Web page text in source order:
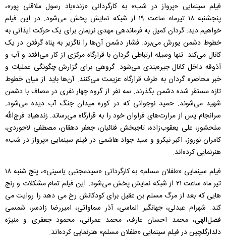
فیلم سینمایی «پرواز در شب» به کارگردانی «زنده‌یاد رسول ملاقلی پور»،
پنجشنبه ۱۸ تیرماه ساعت ۱۹ از شبکه نمایش پخش می‌شود. در این فیلم
خواهیم دید: گردان کمیل به فرماندهی مهدی نریمان برای یک حرکت ایذائی به
خطوط دشمن یورش می‌برد. فشار دشمن آن‌ها را ناگزیر به پناه گرفتن در یک
کانال می‌کند. تنها وسیله ارتباطی گردان با قرارگاه مرکزی از کار می‌افتد و آب و
آذوقه داخل کانال جیره‌بندی می‌شود. گروهی برای گزارش چگونگی عملیات و
خبر محاصره گردان به طرف قرارگاه عزیمت می‌کنند. آن‌ها باید از میان خطوط
تازه مستقر شده دشمن بگذرند. سه نفر از گروه چهار نفری در مصاف با دشمن
شهید می‌شوند. حمید نوجوانی که در کوره میدان جنگ آب دیده می‌شود.
سرانجام پس از مرارت‌های فراوان خود را به قرارگاه می‌رساند. زندهیاد فرج‌الله
سلحشور، علی یعقوب‌زاده، تاجبخش فنائیان، جعفر دهقان، مصطفی لاجوردی،
کامران نوروز، اکبر نیکرو و سید جواد هاشمی در فیلم سینمایی «پرواز در شب»
هنرنمایی کرده‌اند.
فیلم سینمایی «طفلان مسلم» به کارگردانی «سیدمجتبی یاسینی»، پنج شنبه ۱۸
تیر ماه ساعت ۲۱ از شبکه نمایش پخش می‌شود.‌ این فیلم تمام مشکلات و رنج
هایی که بعد از مرگ مسلم بن عقیل برای کودکانش رخ می دهد را روایت می
کند. شهرام عبدلی، جهانگیر الماسی، آذر سماواتی، امیررضا زادسر، شمسی
فضل‌الهی، محمد احسان عارف، محمد عمرانی، محمود جعفری و منیژه
دلدارگلچین در فیلم سینمایی «طفلان مسلم» هنرنمایی کرده‌اند.